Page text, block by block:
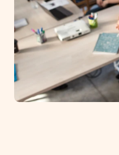
Le Nid
La Cellule Royale
Le Nectar Bar
Le Pavillon Royal
L'Espace Pollen
RESOURCES
Blog